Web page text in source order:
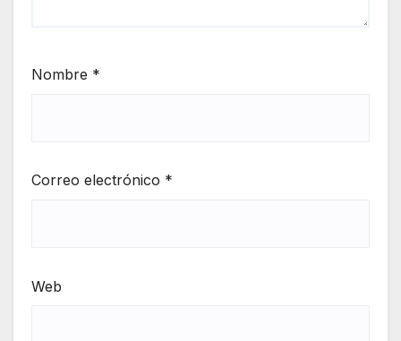
Nombre *
Correo electrónico *
Web